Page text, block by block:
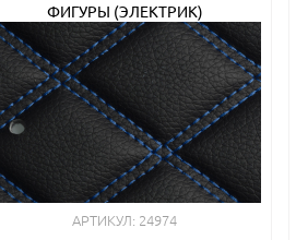
ФИГУРЫ (ЭЛЕКТРИК)
АРТИКУЛ: 24974